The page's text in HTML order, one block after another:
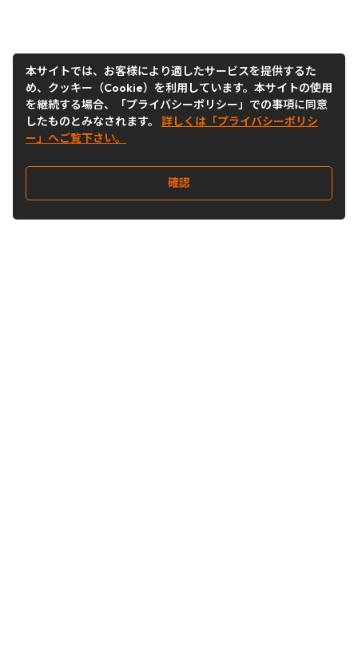
本サイトでは、お客様により適したサービスを提供するた
め、クッキー（Cookie）を利用しています。本サイトの使用
を継続する場合、「プライバシーポリシー」での事項に同意
したものとみなされます。 詳しくは「プライバシーポリシ
ー」へご覧下さい。
確認